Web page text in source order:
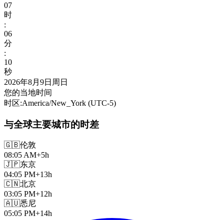
07
时
:
06
分
:
12
秒
2026年8月9日周日
您的当地时间
时区:America/New_York (UTC-5)
与全球主要城市的时差
🇬🇧伦敦
08:05 AM+5h
🇯🇵东京
04:05 PM+13h
🇨🇳北京
03:05 PM+12h
🇦🇺悉尼
05:05 PM+14h